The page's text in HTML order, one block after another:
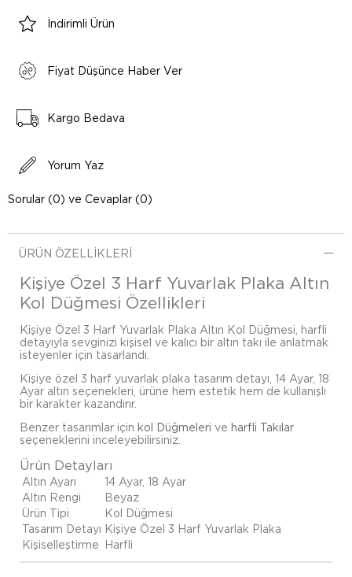
İndirimli Ürün
Fiyat Düşünce Haber Ver
Kargo Bedava
Yorum Yaz
Sorular (0) ve Cevaplar (0)
ÜRÜN ÖZELLIKLERI
Kişiye Özel 3 Harf Yuvarlak Plaka Altın
Kol Düğmesi Özellikleri
Kişiye Özel 3 Harf Yuvarlak Plaka Altın Kol Düğmesi, harfli
detayıyla sevginizi kişisel ve kalıcı bir altın takı ile anlatmak
isteyenler için tasarlandı.
Kişiye özel 3 harf yuvarlak plaka tasarım detayı, 14 Ayar, 18
Ayar altın seçenekleri, ürüne hem estetik hem de kullanışlı
bir karakter kazandırır.
Benzer tasarımlar için kol Düğmeleri ve harfli Takılar
seçeneklerini inceleyebilirsiniz.
Ürün Detayları
Altın Ayarı
14 Ayar, 18 Ayar
Altın Rengi
Beyaz
Ürün Tipi
Kol Düğmesi
Tasarım Detayı Kişiye Özel 3 Harf Yuvarlak Plaka
Kişiselleştirme
Harfli